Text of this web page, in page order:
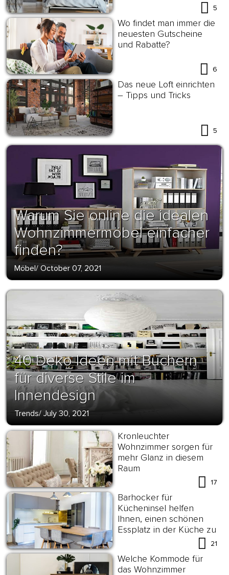
5
Wo findet man immer die
neuesten Gutscheine
und Rabatte?
6
Das neue Loft einrichten
– Tipps und Tricks
5
Warum Sie online die idealen
Wohnzimmermöbel einfacher
finden?
Möbel/ October 07, 2021
40 Deko Ideen mit Büchern
für diverse Stile im
Innendesign
Trends/ July 30, 2021
Kronleuchter
Wohnzimmer sorgen für
mehr Glanz in diesem
Raum
17
Barhocker für
Kücheninsel helfen
Ihnen, einen schönen
Essplatz in der Küche zu
21
Welche Kommode für
das Wohnzimmer